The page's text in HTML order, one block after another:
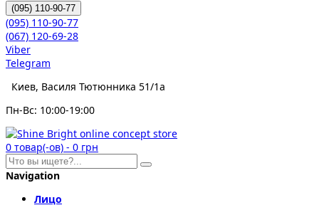
(095) 110-90-77
(095) 110-90-77
(067) 120-69-28
Viber
Telegram
Киев, Василя Тютюнника 51/1а
Пн-Вс: 10:00-19:00
0 товар(-ов) - 0 грн
Navigation
Лицо